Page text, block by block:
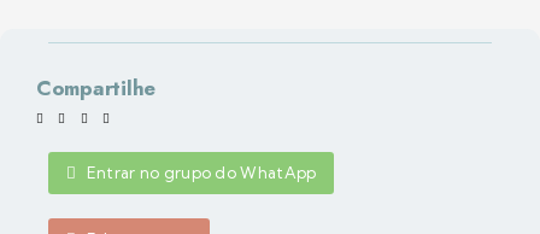
Compartilhe
Entrar no grupo do WhatApp